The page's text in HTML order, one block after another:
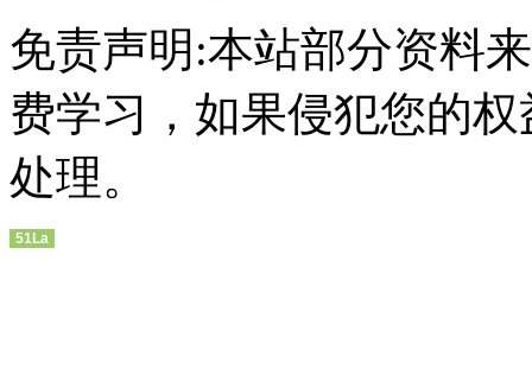
免责声明:本站部分资料
费学习，如果侵犯您的
处理。
51La